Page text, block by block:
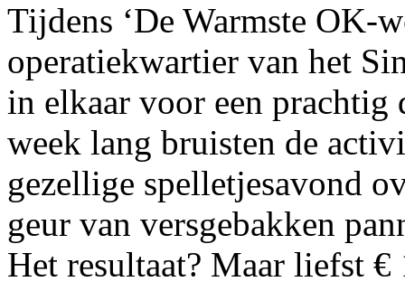
Tijdens ‘De Warmste OK-
operatiekwartier van het
in elkaar voor een prachtig
week lang bruisten de
gezellige spelletjesavond
geur van versgebakken
Het resultaat? Maar liefst